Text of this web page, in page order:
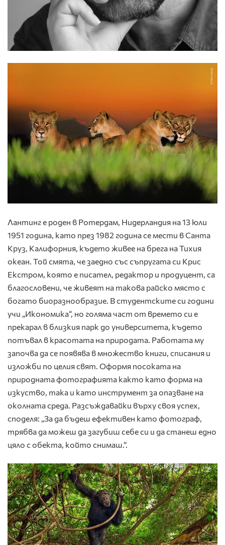
Лантинг е роден в Ротердам, Нидерландия на 13 юли
1951 година, като през 1982 година се мести в Санта
Круз, Калифорния, където живее на брега на Тихия
океан. Той смята, че заедно със съпругата си Крис
Екстром, която е писател, редактор и продуцент, са
благословени, че живеят на такова райско място с
богато биоразнообразие. В студентските си години
учи „Икономика“, но голяма част от времето си е
прекарал в близкия парк до университета, където
потъвал в красотата на природата. Работата му
започва да се появява в множество книги, списания и
изложби по целия свят. Оформя посоката на
природната фотографията както като форма на
изкуство, така и като инструмент за опазване на
околната среда. Разсъждавайки върху своя успех,
споделя: „За да бъдеш ефективен като фотограф,
трябва да можеш да загубиш себе си и да станеш едно
цяло с обекта, който снимаш.“.